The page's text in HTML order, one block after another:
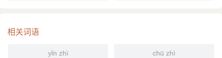
相关词语
yǐn zhì chū zhì